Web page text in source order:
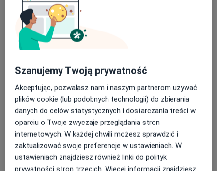
RTG pantomogram
Od 159 zł Szczegóły
Od 59 zł Szczegóły
Tomografia wycinkowa (obszar 3-4
zębów)
Od 199 zł Szczegóły
Umów wizytę
+ 4 usługi
Szanujemy Twoją prywatność
Akceptując, pozwalasz nam i naszym partnerom używać
plików cookie (lub podobnych technologii) do zbierania
danych do celów statystycznych i dostarczania treści w
oparciu o Twoje zwyczaje przeglądania stron
internetowych. W każdej chwili możesz sprawdzić i
zaktualizować swoje preferencje w ustawieniach. W
ustawieniach znajdziesz również linki do polityk
prywatności stron trzecich. Więcej informacji znajdziesz